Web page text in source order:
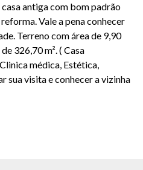
antiga com bom padrão
Vale a pena conhecer
Terreno com área de 9,90
326,70 m². ( Casa
médica, Estética,
sua visita e conhecer a vizinha